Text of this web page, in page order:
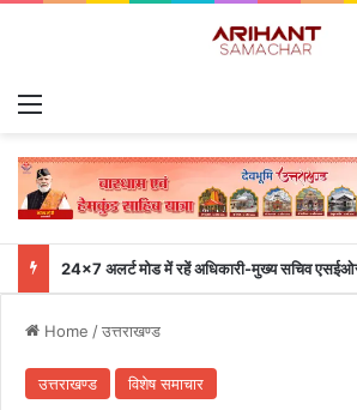
Home /उत्तराखण्ड
उत्तराखण्ड विशेष समाचार